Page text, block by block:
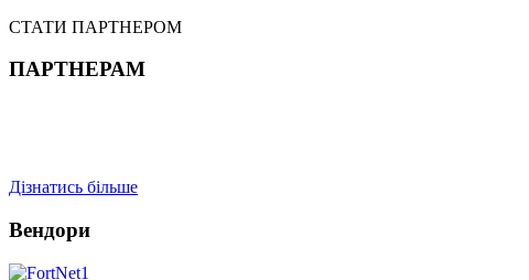
СТАТИ ПАРТНЕРОМ
ПАРТНЕРАМ
Дізнатись більше
Вендори